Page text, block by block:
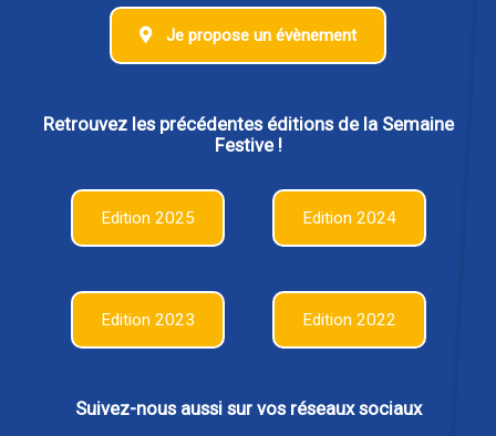
Je propose un évènement
Retrouvez les précédentes éditions de la Semaine
Festive !
Edition 2025 Edition 2024
Edition 2023 Edition 2022
Suivez-nous aussi sur vos réseaux sociaux